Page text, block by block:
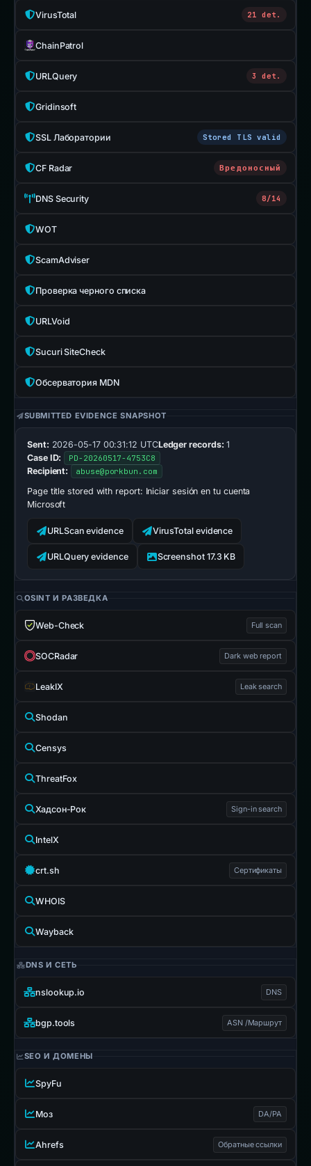
VirusTotal 21 det.
ChainPatrol
URLQuery 3 det.
Gridinsoft
SSL Лаборатории Stored TLS valid
CF Radar Вредоносный
DNS Security 8/14
WOT
ScamAdviser
Проверка черного списка
URLVoid
Sucuri SiteCheck
Обсерватория MDN
SUBMITTED EVIDENCE SNAPSHOT
Sent: 2026-05-17 00:31:12 UTCLedger records: 1
Case ID:
PD-20260517-4753C8
Recipient: abuse@porkbun.com
Page title stored with report: Iniciar sesión en tu cuenta
Microsoft
URLScan evidence VirusTotal evidence
URLQuery evidence Screenshot 17.3 KB
OSINT И РАЗВЕДКА
Web-Check Full scan
SOCRadar Dark web report
LeakIX Leak search
Shodan
Censys
ThreatFox
Хадсон-Рок Sign-in search
IntelX
crt.sh Сертификаты
WHOIS
Wayback
DNS И СЕТЬ
nslookup.io DNS
bgp.tools ASN /Маршрут
SEO И ДОМЕНЫ
SpyFu
Моз DA/PA
Ahrefs Обратные ссылки